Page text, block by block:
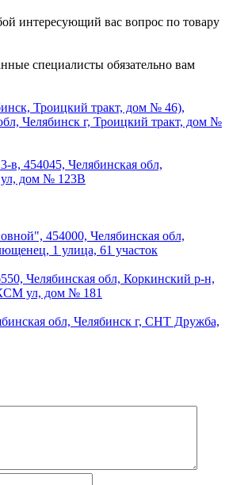
интересующий вас вопрос по товару
специалисты обязательно вам
Троицкий тракт, дом № 46),
Челябинск г, Троицкий тракт, дом №
в, 454045, Челябинская обл,
ул, дом № 123В
454000, Челябинская обл,
1 улица, 61 участок
Челябинская обл, Коркинский р-н,
ул, дом № 181
обл, Челябинск г, СНТ Дружба,